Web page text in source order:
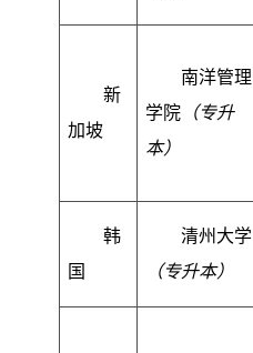
新
加坡
南洋管理
学院 （专升
本）
韩
国
清州大学
（专升本）